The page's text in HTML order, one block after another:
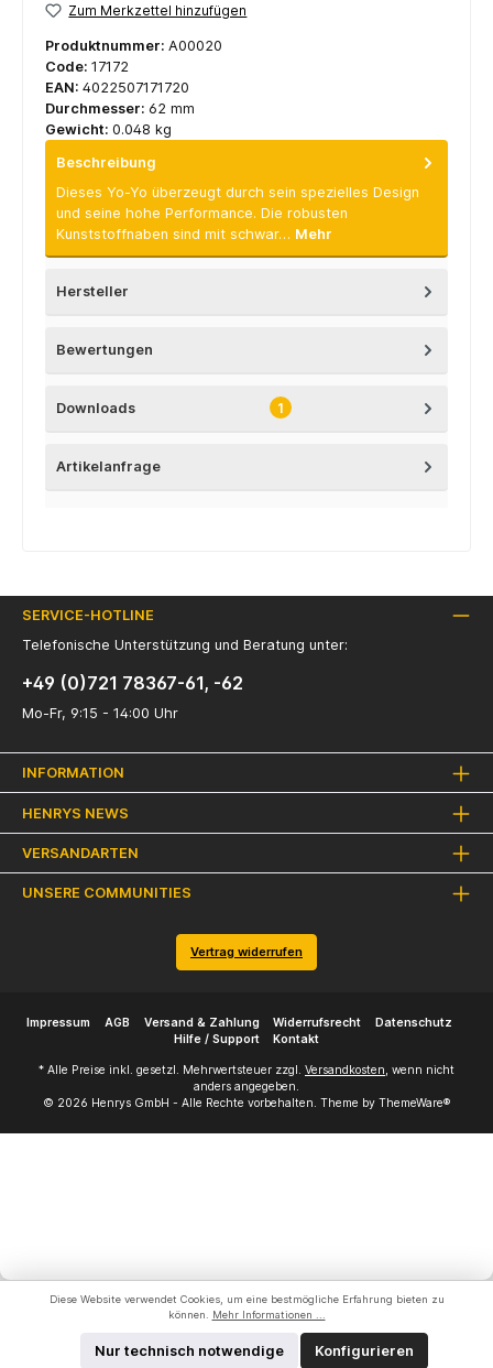
Zum Merkzettel hinzufügen
Produktnummer: A00020
Code: 17172
EAN: 4022507171720
Durchmesser: 62 mm
Gewicht: 0.048 kg
Beschreibung
Dieses Yo-Yo überzeugt durch sein spezielles Design
und seine hohe Performance. Die robusten
Kunststoffnaben sind mit schwar… Mehr
Hersteller
Bewertungen
Downloads 1
Artikelanfrage
SERVICE-HOTLINE
Telefonische Unterstützung und Beratung unter:
+49 (0)721 78367-61, -62
Mo-Fr, 9:15 - 14:00 Uhr
INFORMATION
HENRYS NEWS
VERSANDARTEN
UNSERE COMMUNITIES
Vertrag widerrufen
Impressum AGB Versand & Zahlung Widerrufsrecht
Datenschutz
Hilfe / Support
Kontakt
* Alle Preise inkl. gesetzl. Mehrwertsteuer zzgl. Versandkosten , wenn nicht
anders angegeben.
© 2026 Henrys GmbH - Alle Rechte vorbehalten. Theme by ThemeWare®
Diese Website verwendet Cookies, um eine bestmögliche Erfahrung bieten zu
können.
Mehr Informationen ...
Nur technisch notwendige Konfigurieren